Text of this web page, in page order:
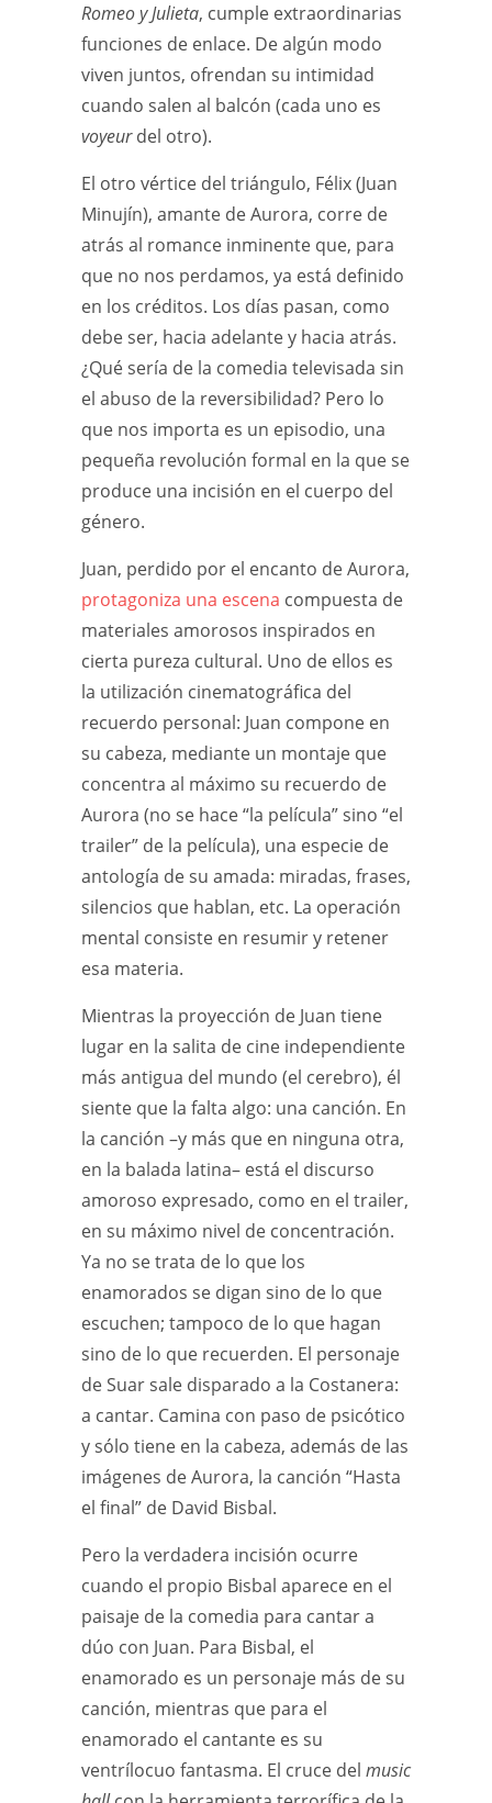
Romeo y Julieta, cumple extraordinarias
funciones de enlace. De algún modo
viven juntos, ofrendan su intimidad
cuando salen al balcón (cada uno es
voyeurdel otro).
El otro vértice del triángulo, Félix (Juan
Minujín), amante de Aurora, corre de
atrás al romance inminente que, para
que no nos perdamos, ya está definido
en los créditos. Los días pasan, como
debe ser, hacia adelante y hacia atrás.
¿Qué sería de la comedia televisada sin
el abuso de la reversibilidad? Pero lo
que nos importa es un episodio, una
pequeña revolución formal en la que se
produce una incisión en el cuerpo del
género.
Juan, perdido por el encanto de Aurora,
protagoniza una escena compuesta de
materiales amorosos inspirados en
cierta pureza cultural. Uno de ellos es
la utilización cinematográfica del
recuerdo personal: Juan compone en
su cabeza, mediante un montaje que
concentra al máximo su recuerdo de
Aurora (no se hace “la película” sino “el
trailer” de la película), una especie de
antología de su amada: miradas, frases,
silencios que hablan, etc. La operación
mental consiste en resumir y retener
esa materia.
Mientras la proyección de Juan tiene
lugar en la salita de cine independiente
más antigua del mundo (el cerebro), él
siente que la falta algo: una canción. En
la canción –y más que en ninguna otra,
en la balada latina– está el discurso
amoroso expresado, como en el trailer,
en su máximo nivel de concentración.
Ya no se trata de lo que los
enamorados se digan sino de lo que
escuchen; tampoco de lo que hagan
sino de lo que recuerden. El personaje
de Suar sale disparado a la Costanera:
a cantar. Camina con paso de psicótico
y sólo tiene en la cabeza, además de las
imágenes de Aurora, la canción “Hasta
el final” de David Bisbal.
Pero la verdadera incisión ocurre
cuando el propio Bisbal aparece en el
paisaje de la comedia para cantar a
dúo con Juan. Para Bisbal, el
enamorado es un personaje más de su
canción, mientras que para el
enamorado el cantante es su
ventrílocuo fantasma. El cruce del music